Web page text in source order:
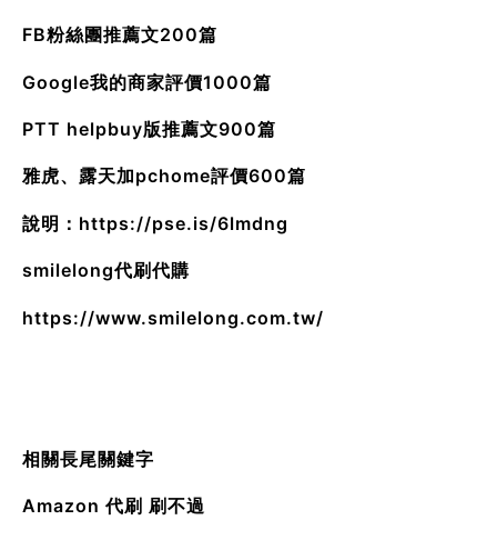
FB粉絲團推薦文200篇
Google我的商家評價1000篇
PTT helpbuy版推薦文900篇
雅虎、露天加pchome評價600篇
說明： https://pse.is/6lmdng
smilelong代刷代購
https://www.smilelong.com.tw/
相關長尾關鍵字
Amazon 代刷 刷不過